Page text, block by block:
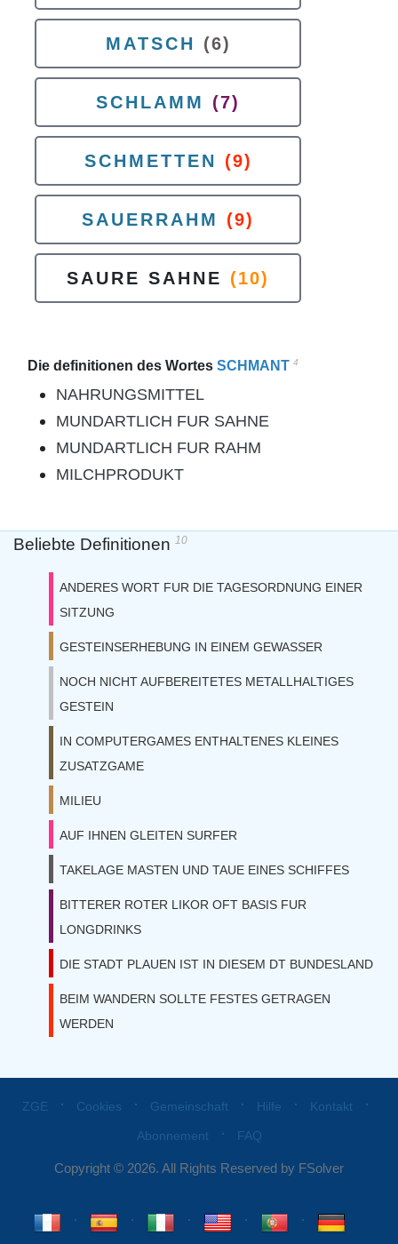
MATSCH (6)
SCHLAMM (7)
SCHMETTEN (9)
SAUERRAHM (9)
SAURE SAHNE (10)
Die definitionen des Wortes SCHMANT 4
NAHRUNGSMITTEL
MUNDARTLICH FUR SAHNE
MUNDARTLICH FUR RAHM
MILCHPRODUKT
Beliebte Definitionen 10
ANDERES WORT FUR DIE TAGESORDNUNG EINER
SITZUNG
GESTEINSERHEBUNG IN EINEM GEWASSER
NOCH NICHT AUFBEREITETES METALLHALTIGES
GESTEIN
IN COMPUTERGAMES ENTHALTENES KLEINES
ZUSATZGAME
MILIEU
AUF IHNEN GLEITEN SURFER
TAKELAGE MASTEN UND TAUE EINES SCHIFFES
BITTERER ROTER LIKOR OFT BASIS FUR
LONGDRINKS
DIE STADT PLAUEN IST IN DIESEM DT BUNDESLAND
BEIM WANDERN SOLLTE FESTES GETRAGEN
WERDEN
ZGE ⋅ Cookies ⋅ Gemeinschaft ⋅ Hilfe ⋅ Kontakt ⋅
Abonnement ⋅ FAQ
Copyright © 2026. All Rights Reserved by FSolver
⋅ ⋅ ⋅ ⋅ ⋅